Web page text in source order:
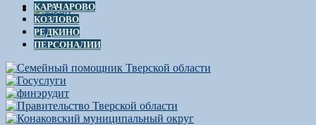
КАРАЧАРОВО
КОЗЛОВО
РЕДКИНО
ПЕРСОНАЛИИ